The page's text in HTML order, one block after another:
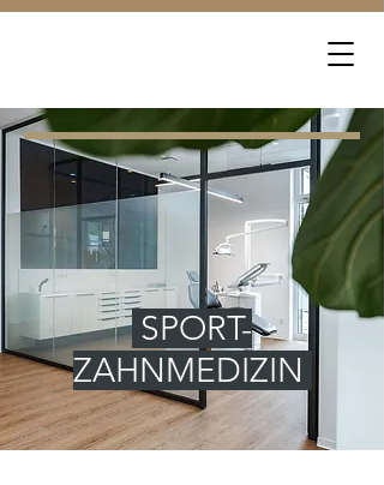
SPORT-
ZAHNMEDIZIN